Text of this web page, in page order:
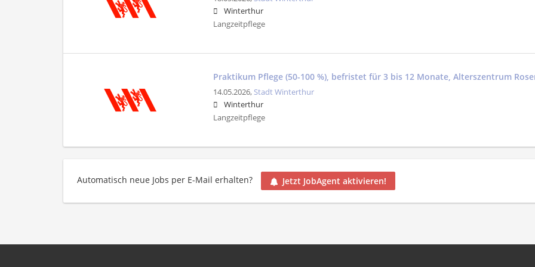
Winterthur
Langzeitpflege
Praktikum Pflege (50-100 %), befristet für 3 bis 12 Monate, Alterszentrum
14.05.2026, Stadt Winterthur
Winterthur
Langzeitpflege
Automatisch neue Jobs per E-Mail erhalten? Jetzt JobAgent aktivieren!